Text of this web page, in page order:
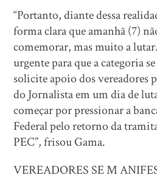
“Portanto, diante dessa
forma clara que amanhã (7)
comemorar, mas muito a
urgente para que a categoria
solicite apoio dos vereadores
do Jornalista em um dia de
começar por pressionar a
Federal pelo retorno da
PEC”, frisou Gama.
VEREADORES SE M